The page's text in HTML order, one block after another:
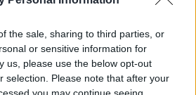
the sale, sharing to third parties, or
or sensitive information for
us, please use the below opt-out
selection. Please note that after your
στη Βραχεία Λίστα του
Booker. Το έργο
ιστορία δύο αντρών που
τον γιο ενός νεκρού
Μια παράξενη αλιεία